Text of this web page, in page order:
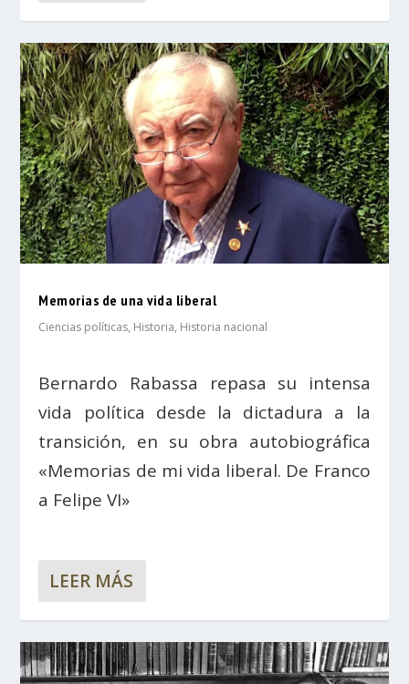
Memorias de una vida liberal
Ciencias políticas, Historia, Historia nacional
Bernardo Rabassa repasa su intensa
vida política desde la dictadura a la
transición, en su obra autobiográfica
«Memorias de mi vida liberal. De Franco
a Felipe VI»
LEER MÁS